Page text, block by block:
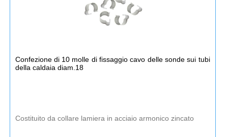
Confezione di 10 molle di fissaggio cavo delle sonde sui tubi
della caldaia diam.18
Costituito da collare lamiera in acciaio armonico zincato